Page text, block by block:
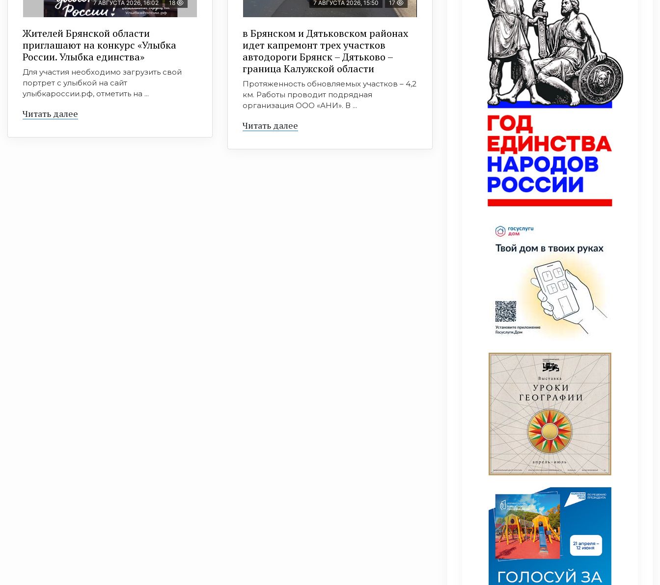
7 АВГУСТА 2026, 16:02 18
Жителей Брянской области
приглашают на конкурс «Улыбка
России. Улыбка единства»
Для участия необходимо загрузить свой
портрет с улыбкой на сайт
улыбкароссии.рф, отметить на ...
Читать далее
7 АВГУСТА 2026, 15:50 17
в Брянском и Дятьковском районах
идет капремонт трех участков
автодороги Брянск – Дятьково –
граница Калужской области
Протяженность обновляемых участков – 4,2
км. Работы проводит подрядная
организация ООО «АНИ». В ...
Читать далее